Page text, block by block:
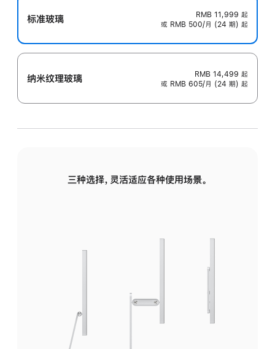
标准玻璃 RMB 11,999 起
或 RMB 500/月 (24 期) 起
纳米纹理玻璃 RMB 14,499 起
或 RMB 605/月 (24 期) 起
三种选择，灵活适应各种使用场景。